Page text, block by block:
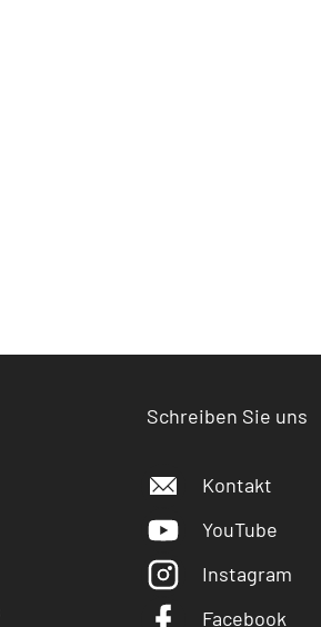
Schreiben Sie uns
Kontakt
YouTube
Instagram
Facebook